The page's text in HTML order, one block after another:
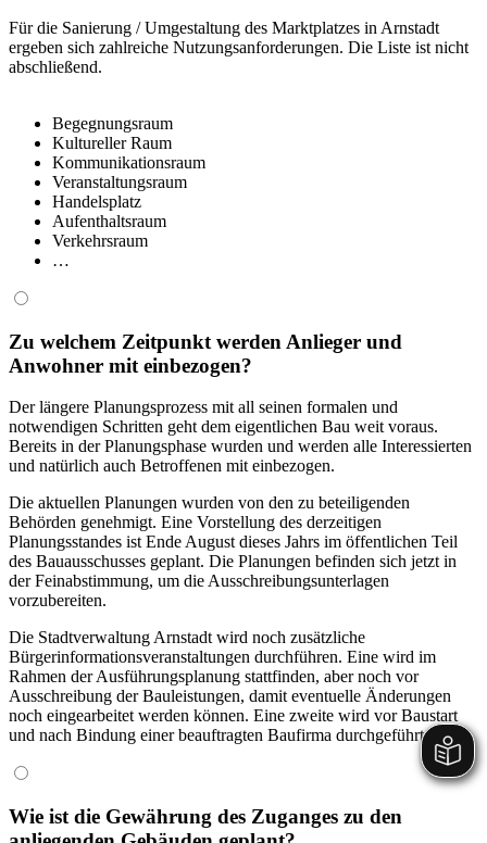
Für die Sanierung / Umgestaltung des Marktplatzes in Arnstadt
ergeben sich zahlreiche Nutzungsanforderungen. Die Liste ist nicht
abschließend.
Begegnungsraum
Kultureller Raum
Kommunikationsraum
Veranstaltungsraum
Handelsplatz
Aufenthaltsraum
Verkehrsraum
…
Zu welchem Zeitpunkt werden Anlieger und
Anwohner mit einbezogen?
Der längere Planungsprozess mit all seinen formalen und
notwendigen Schritten geht dem eigentlichen Bau weit voraus.
Bereits in der Planungsphase wurden und werden alle Interessierten
und natürlich auch Betroffenen mit einbezogen.
Die aktuellen Planungen wurden von den zu beteiligenden
Behörden genehmigt. Eine Vorstellung des derzeitigen
Planungsstandes ist Ende August dieses Jahrs im öffentlichen Teil
des Bauausschusses geplant. Die Planungen befinden sich jetzt in
der Feinabstimmung, um die Ausschreibungsunterlagen
vorzubereiten.
Die Stadtverwaltung Arnstadt wird noch zusätzliche
Bürgerinformationsveranstaltungen durchführen. Eine wird im
Rahmen der Ausführungsplanung stattfinden, aber noch vor
Ausschreibung der Bauleistungen, damit eventuelle Änderungen
noch eingearbeitet werden können. Eine zweite wird vor Baustart
und nach Bindung einer beauftragten Baufirma durchgeführt.
Wie ist die Gewährung des Zuganges zu den